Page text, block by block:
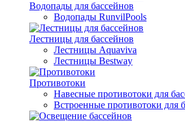
Водопады для бассейнов
Водопады RunvilPools
Лестницы для бассейнов
Лестницы Aquaviva
Лестницы Bestway
Противотоки
Навесные противотоки для
Встроенные противотоки для